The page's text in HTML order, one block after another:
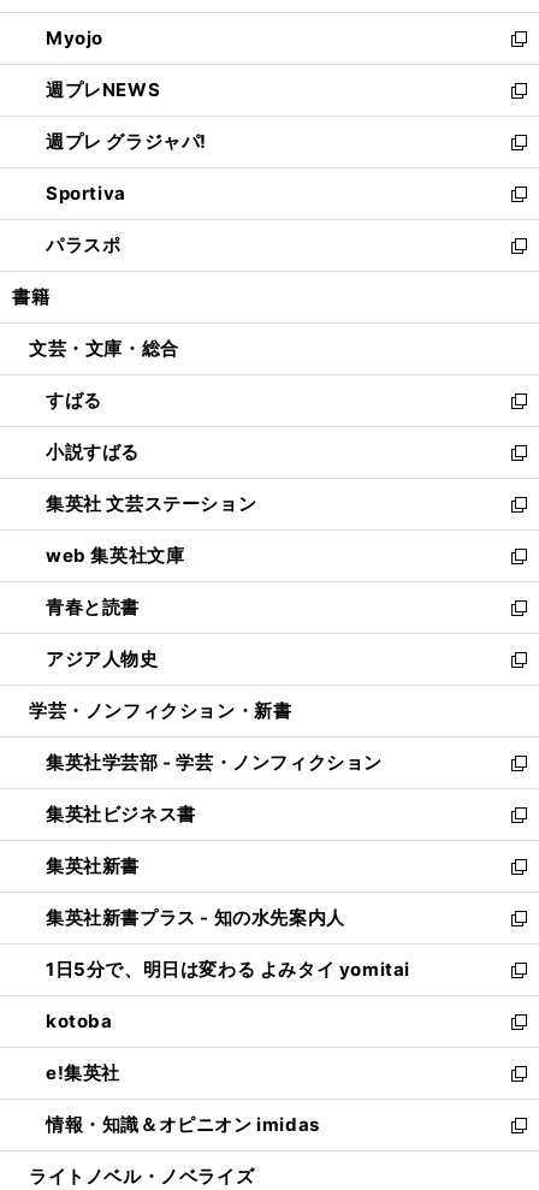
開
く
ウ
で
開
く
ン
ド
ウ
で
開
く
ウ
ィ
ン
ド
ウ
で
開
く
Myojo
新
し
い
ウ
ィ
ン
ド
ウ
で
開
週プレNEWS
新
し
い
ウ
ィ
ン
ド
ウ
開
週プレ グラジャパ!
新
し
い
ウ
ィ
ン
ウ
開
く
Sportiva
新
し
い
ウ
ン
ウ
で
開
く
パラスポ
新
し
ウ
ン
ド
ウ
で
開
く
書籍
文芸・文庫・総合
すばる
新
し
い
ウ
ィ
ン
ド
ウ
で
開
く
小説すばる
新
し
い
ウ
ィ
ン
ド
ウ
で
開
集英社 文芸ステーション
新
し
い
ウ
ィ
ン
ド
ウ
開
く
web 集英社文庫
新
し
い
ウ
ィ
ン
ウ
で
開
く
青春と読書
新
し
い
ウ
ン
ド
ウ
で
開
く
アジア人物史
新
し
ウ
ィ
ン
ド
ウ
で
開
く
学芸・ノンフィクション・新書
集英社学芸部 - 学芸・ノンフィクション
新
し
い
ウ
ィ
ン
ド
ウ
で
開
く
集英社ビジネス書
新
し
い
ウ
ィ
ン
ド
ウ
で
開
く
集英社新書
新
し
い
ウ
ィ
ン
ド
ウ
で
開
く
集英社新書プラス - 知の水先案内人
新
し
い
ウ
ィ
ン
ド
ウ
で
開
1日5分で、明日は変わる よみタイ yomitai
新
し
い
ウ
ィ
ン
ド
ウ
kotoba
新
し
い
ウ
ィ
ン
e!集英社
新
し
い
ウ
情報・知識＆オピニオン imidas
新
し
ライトノベル・ノベライズ